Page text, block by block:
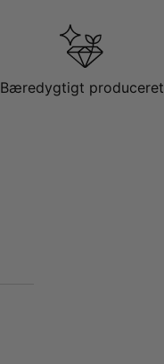
Bæredygtigt produceret